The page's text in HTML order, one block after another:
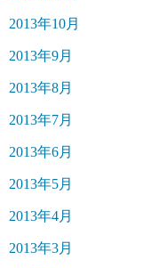
2013年10月
2013年9月
2013年8月
2013年7月
2013年6月
2013年5月
2013年4月
2013年3月